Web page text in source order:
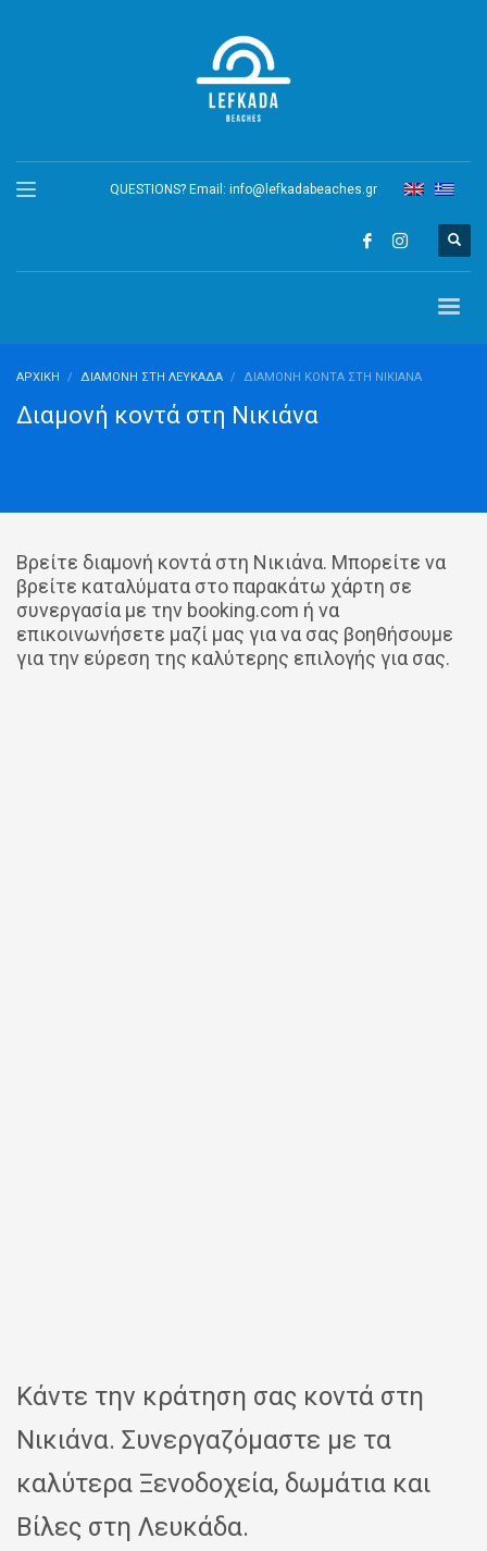
QUESTIONS? Email: info@lefkadabeaches.gr
ΑΡΧΙΚΉ ΔΙΑΜΟΝΉ ΣΤΗ ΛΕΥΚΆΔΑ ΔΙΑΜΟΝΉ ΚΟΝΤΆ ΣΤΗ ΝΙΚΙΆΝΑ
Διαμονή κοντά στη Νικιάνα
Βρείτε διαμονή κοντά στη Νικιάνα. Μπορείτε να
βρείτε καταλύματα στο παρακάτω χάρτη σε
συνεργασία με την booking.com ή να
επικοινωνήσετε μαζί μας για να σας βοηθήσουμε
για την εύρεση της καλύτερης επιλογής για σας.
Κάντε την κράτηση σας κοντά στη
Νικιάνα. Συνεργαζόμαστε με τα
καλύτερα Ξενοδοχεία, δωμάτια και
Βίλες στη Λευκάδα.